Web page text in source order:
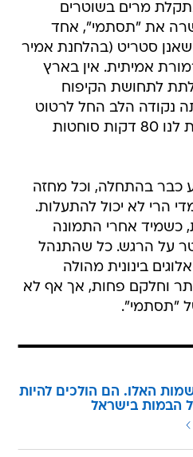
מרים בשוטרים
את "תסתמי", אחד
סטריט (בהלחנת אמיר
אמיתית. אין בארץ
לתחושת הקיפוח
נקודה הלב החל לרטוט
והתחושה הייתה שמצפות לנו 80 דקות סוחטות
כבר בהתחלה, וכל מחזה
הרי לא יכול להתעלות.
כשמיד אחרי התמונה
על הרגש. כל שהתנהל
בינונית מהולה
וחלקם פחות, אך אף לא
"תסתמי".
האלו. הם הולכים להיות
הבמות בישראל